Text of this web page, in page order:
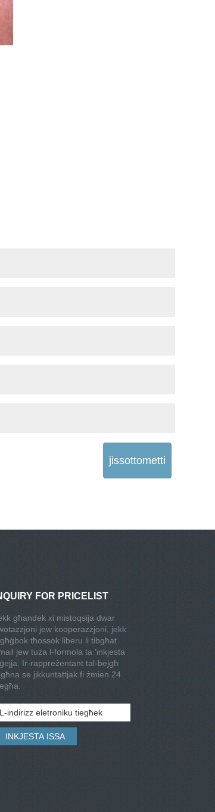
jissottometti
FOR PRICELIST
għandek xi mistoqsija dwar
jew kooperazzjoni, jekk
tħossok liberu li tibgħat
jew tuża l-formola ta 'inkjesta
Ir-rappreżentant tal-bejgħ
se jikkuntattjak fi żmien 24